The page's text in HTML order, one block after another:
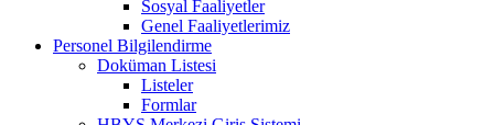
Sosyal Faaliyetler
Genel Faaliyetlerimiz
Personel Bilgilendirme
Doküman Listesi
Listeler
Formlar